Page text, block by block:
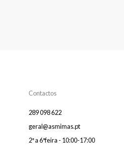
Contactos
289 098 622
geral@asmimas.pt
2ª a 6ªfeira - 10:00-17:00